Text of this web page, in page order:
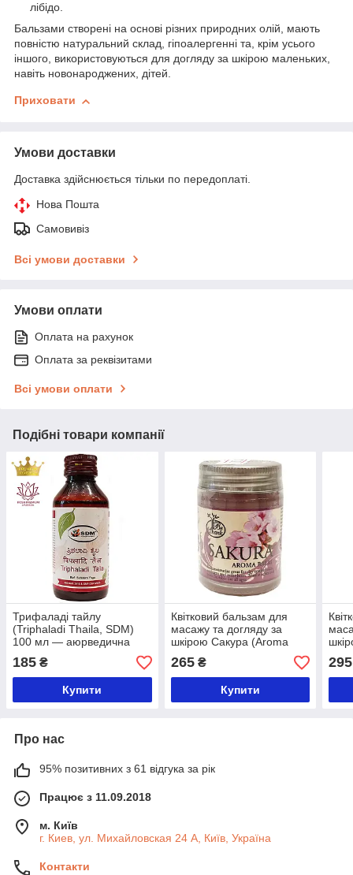
лібідо.
Бальзами створені на основі різних природних олій, мають
повністю натуральний склад, гіпоалергенні та, крім усього
іншого, використовуються для догляду за шкірою маленьких,
навіть новонароджених, дітей.
Приховати
Умови доставки
Доставка здійснюється тільки по передоплаті.
Нова Пошта
Самовивіз
Всі умови доставки
Умови оплати
Оплата на рахунок
Оплата за реквізитами
Всі умови оплати
Подібні товари компанії
Трифаладі тайлу
(Triphaladi Thaila, SDM)
100 мл — аюрведична
олія для масажу
185 ₴
Купити
Квітковий бальзам для
масажу та догляду за
шкірою Сакура (Aroma
Balm Sakura, Be Thank)
265₴
Купити
Be
295
Про нас
95% позитивних з 61 відгука за рік
Працює з 11.09.2018
м. Київ
г. Киев, ул. Михайловская 24 А, Київ, Україна
Контакти